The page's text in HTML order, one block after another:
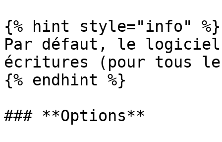
{% hint style="info" %}
Par défaut, le logiciel
écritures (pour tous
{% endhint %}
### **Options**